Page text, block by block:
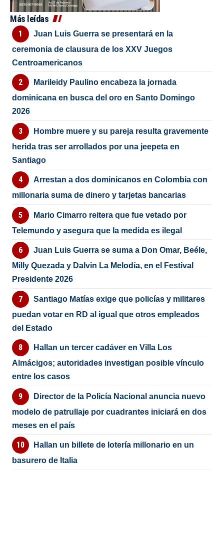
Más leídas
Juan Luis Guerra se presentará en la
ceremonia de clausura de los XXV Juegos
Centroamericanos
Marileidy Paulino encabeza la jornada
dominicana en busca del oro en Santo Domingo
2026
Hombre muere y su pareja resulta gravemente
herida tras ser arrollados por una jeepeta en
Santiago
Arrestan a dos dominicanos en Colombia con
millonaria suma de dinero y tarjetas bancarias
Mario Cimarro reitera que fue vetado por
Telemundo y asegura que la medida es ilegal
Juan Luis Guerra se suma a Don Omar, Beéle,
Milly Quezada y Dalvin La Melodía, en el Festival
Presidente 2026
Santiago Matías exige que policías y militares
puedan votar en RD al igual que otros empleados
del Estado
Hallan un tercer cadáver en Villa Los
Almácigos; autoridades investigan posible vínculo
entre los casos
Director de la Policía Nacional anuncia nuevo
modelo de patrullaje por cuadrantes iniciará en dos
meses en el país
Hallan un billete de lotería millonario en un
basurero de Italia